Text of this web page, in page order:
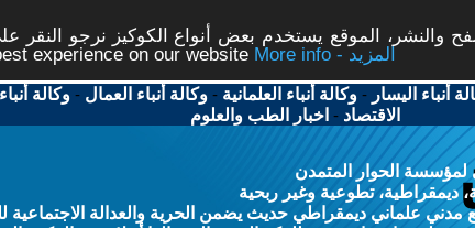
والنشر، الموقع يستخدم بعض أنواع الكوكيز نرجو النقر
experience on our website
More info - المزيد
أنباء اليسار -وكالة أنباء العلمانية -وكالة أنباء العمال -وكالة
الاقتصاد - اخبار الطب والعلوم
لمؤسسة الحوار المتمدن
ديمقراطية، تطوعية وغير ربحية
علماني ديمقراطي حديث يضمن الحرية والعدالة الاجتماعية